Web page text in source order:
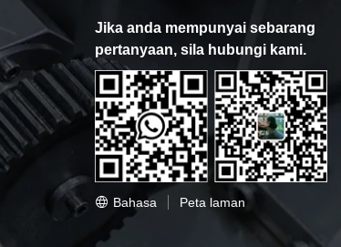
Jika anda mempunyai sebarang
pertanyaan, sila hubungi kami.
Bahasa Peta laman